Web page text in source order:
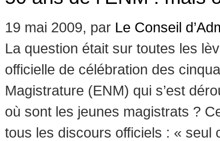
19 mai 2009, par Le Conseil
La question était sur toutes les
officielle de célébration des
Magistrature (ENM) qui s’est
où sont les jeunes magistrats ?
tous les discours officiels : « seul